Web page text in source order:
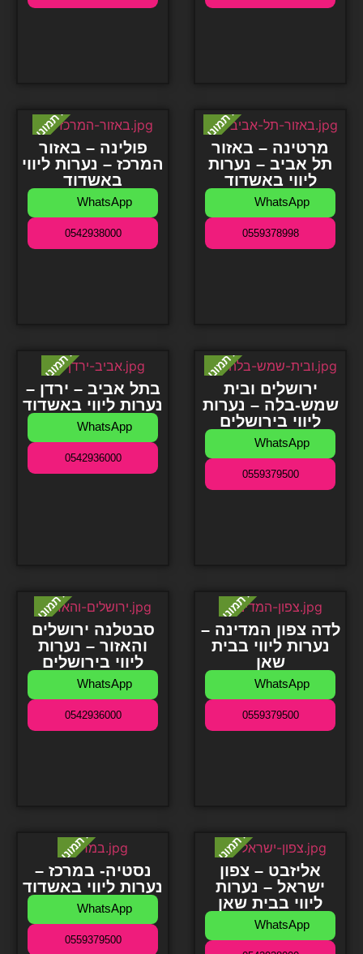
פולינה – באזור
המרכז – נערות ליווי
באשדוד
WhatsApp
0542938000
מרטינה – באזור
תל אביב – נערות
ליווי באשדוד
WhatsApp
0559378998
בתל אביב – ירדן –
נערות ליווי באשדוד
WhatsApp
0542936000
ירושלים ובית
שמש-בלה – נערות
ליווי בירושלים
WhatsApp
0559379500
סבטלנה ירושלים
והאזור – נערות
ליווי בירושלים
WhatsApp
0542936000
לדה צפון המדינה –
נערות ליווי בבית
שאן
WhatsApp
0559379500
נסטיה- במרכז –
נערות ליווי באשדוד
WhatsApp
0559379500
אליזבט – צפון
ישראל – נערות
ליווי בבית שאן
WhatsApp